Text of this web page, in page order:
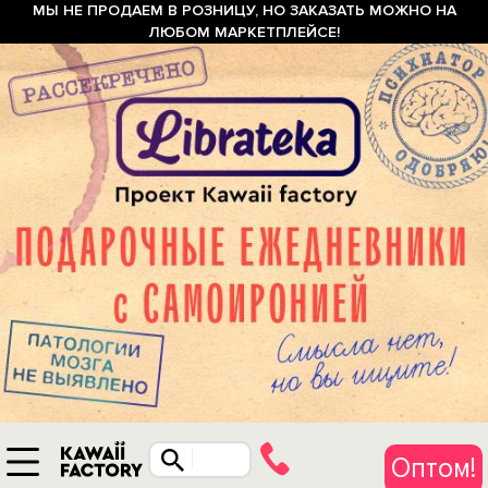
МЫ НЕ ПРОДАЕМ В РОЗНИЦУ, НО ЗАКАЗАТЬ МОЖНО НА
ЛЮБОМ МАРКЕТПЛЕЙСЕ!
Оптом!